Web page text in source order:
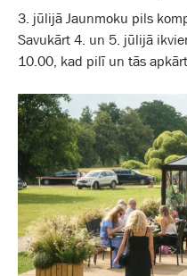
3. jūlijā Jaunmoku pils
Savukārt 4. un 5. jūlijā
10.00, kad pilī un tās